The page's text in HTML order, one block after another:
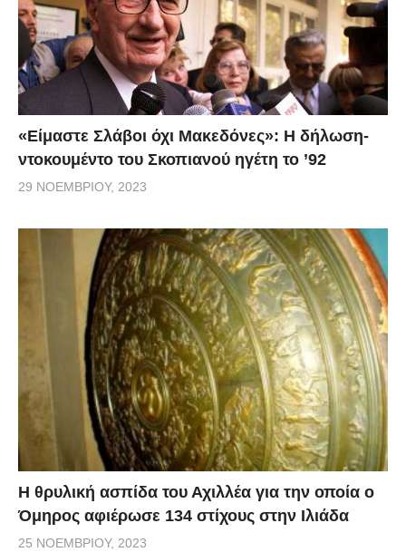
όταν η Julie πήγε ξανά στον τάφο, παρατήρησε κάτι
γραμμένο στον σταυρό. «Ο ήρωας μου. Σ’ ευχαριστώ
για αυτό το δώρο της ζωής. Laura», έλεγε το μήνυμα.
Τόσο απλό, τόσο συγκινητικό και ο καλύτερος τρόπος
που θα μπορούσε κανείς να θυμάται τον Tyson: σαν
ήρωα.
«Είμαστε Σλάβοι όχι Μακεδόνες»: Η δήλωση-
ντοκουμέντο του Σκοπιανού ηγέτη το ’92
29 ΝΟΕΜΒΡΊΟΥ, 2023
Η θρυλική ασπίδα του Αχιλλέα για την οποία ο
Όμηρος αφιέρωσε 134 στίχους στην Ιλιάδα
25 ΝΟΕΜΒΡΊΟΥ, 2023